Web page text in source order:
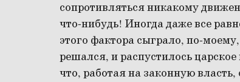
сопротивляться никакому
что-нибудь! Иногда даже все
этого фактора сыграло, по-
решался, и распустилось
что, работая на законную